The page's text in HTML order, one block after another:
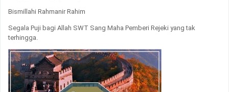
Bismillahi Rahmanir Rahim
Segala Puji bagi Allah SWT Sang Maha Pemberi Rejeki yang tak
terhingga.